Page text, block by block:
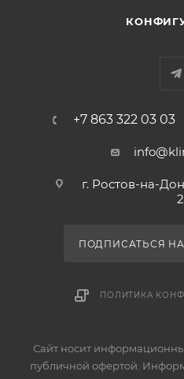
+7 863 322 03 03
г. Ростов-на-
ПОДПИСАТЬСЯ
ПОЛИТИКА
Сайт носит
публичной офертой.